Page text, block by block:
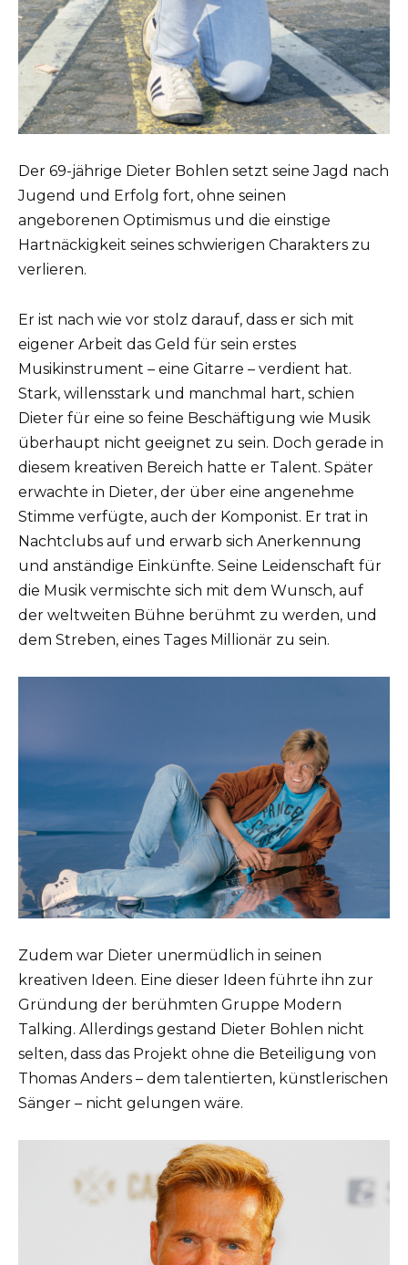
Der 69-jährige Dieter Bohlen setzt seine Jagd nach
Jugend und Erfolg fort, ohne seinen
angeborenen Optimismus und die einstige
Hartnäckigkeit seines schwierigen Charakters zu
verlieren.
Er ist nach wie vor stolz darauf, dass er sich mit
eigener Arbeit das Geld für sein erstes
Musikinstrument – eine Gitarre – verdient hat.
Stark, willensstark und manchmal hart, schien
Dieter für eine so feine Beschäftigung wie Musik
überhaupt nicht geeignet zu sein. Doch gerade in
diesem kreativen Bereich hatte er Talent. Später
erwachte in Dieter, der über eine angenehme
Stimme verfügte, auch der Komponist. Er trat in
Nachtclubs auf und erwarb sich Anerkennung
und anständige Einkünfte. Seine Leidenschaft für
die Musik vermischte sich mit dem Wunsch, auf
der weltweiten Bühne berühmt zu werden, und
dem Streben, eines Tages Millionär zu sein.
Zudem war Dieter unermüdlich in seinen
kreativen Ideen. Eine dieser Ideen führte ihn zur
Gründung der berühmten Gruppe Modern
Talking. Allerdings gestand Dieter Bohlen nicht
selten, dass das Projekt ohne die Beteiligung von
Thomas Anders – dem talentierten, künstlerischen
Sänger – nicht gelungen wäre.